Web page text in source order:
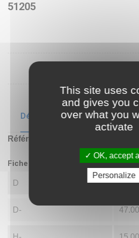
51205
Détails du produit
Référence
Fiche technique
D 25.00
D- 47.00
This site uses
and gives you
over what you
activate
OK, accept all
Personalize